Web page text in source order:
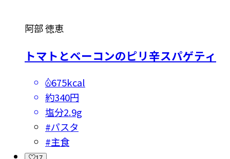
阿部 徳恵
トマトとベーコンのピリ辛スパゲティ
675kcal
約340円
塩分2.9g
#パスタ
#主食